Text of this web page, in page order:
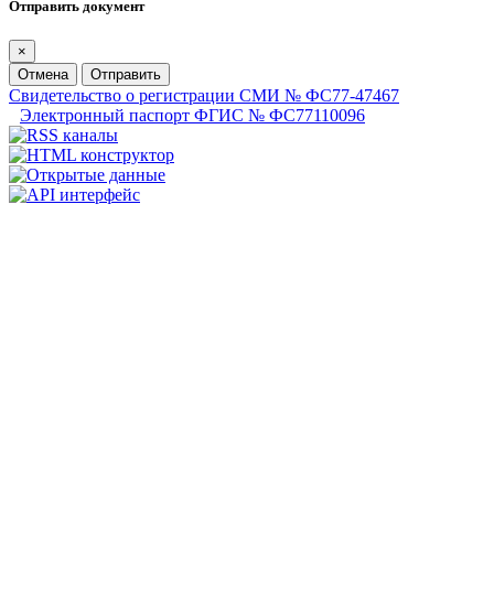
Отправить документ
×
Отмена
Отправить
Свидетельство о регистрации СМИ № ФС77-47467
Электронный паспорт ФГИС № ФС77110096